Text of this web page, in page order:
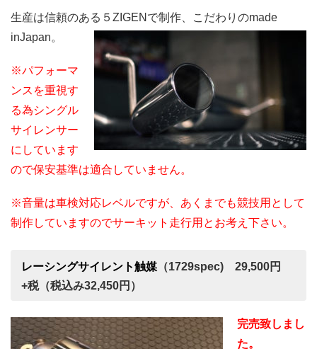
生産は信頼のある５ZIGENで制作、こだわりのmade
inJapan。
※パフォーマ
ンスを重視す
る為シングル
サイレンサー
にしています
ので保安基準は適合していません。
※音量は車検対応レベルですが、あくまでも競技用として
制作していますのでサーキット走行用とお考え下さい。
レーシングサイレント触媒 （1729spec) 29,500円
+税（税込み32,450円）
完売致しまし
た。